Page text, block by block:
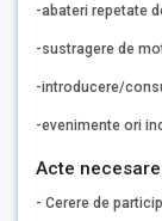
-abateri repetate
-sustragere de
-introducere/
-evenimente ori
Acte
- Cerere de